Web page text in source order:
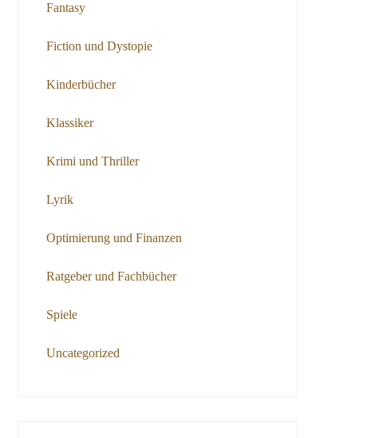
Fantasy
Fiction und Dystopie
Kinderbücher
Klassiker
Krimi und Thriller
Lyrik
Optimierung und Finanzen
Ratgeber und Fachbücher
Spiele
Uncategorized